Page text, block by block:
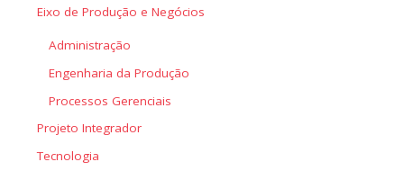
Eixo de Produção e Negócios
Administração
Engenharia da Produção
Processos Gerenciais
Projeto Integrador
Tecnologia